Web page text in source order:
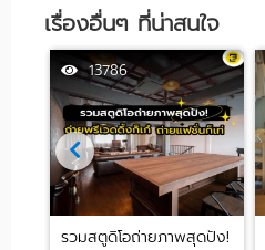
เรื่องอื่นๆ ที่น่าสนใจ
13786
รวมสตูดิโอถ่ายภาพสุดปัง!